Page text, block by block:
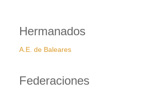
Hermanados
A.E. de Baleares
Federaciones